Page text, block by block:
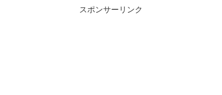
スポンサーリンク